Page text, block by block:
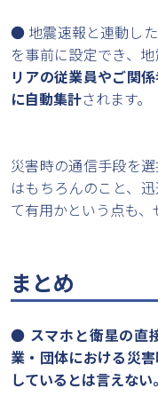
● 地震速報と連動し
を事前に設定でき、
リアの従業員やご関
に自動集計されます。
災害時の通信手段を
はもちろんのこと、
て有用かという点も、
まとめ
● スマホと衛星の直
業・団体における災
しているとは言えない。